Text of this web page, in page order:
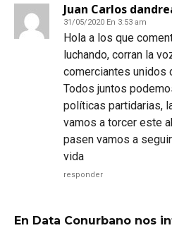
Juan Carlos
31/05/2020 En 3:53 am
Hola a los que
luchando, corran la
comerciantes unidos
Todos juntos
políticas partidarias,
vamos a torcer este
pasen vamos a
vida
responder
En Data Conurbano nos